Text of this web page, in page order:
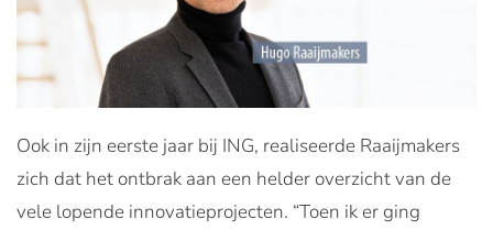
Ook in zijn eerste jaar bij ING, realiseerde Raaijmakers
zich dat het ontbrak aan een helder overzicht van de
vele lopende innovatieprojecten. “Toen ik er ging